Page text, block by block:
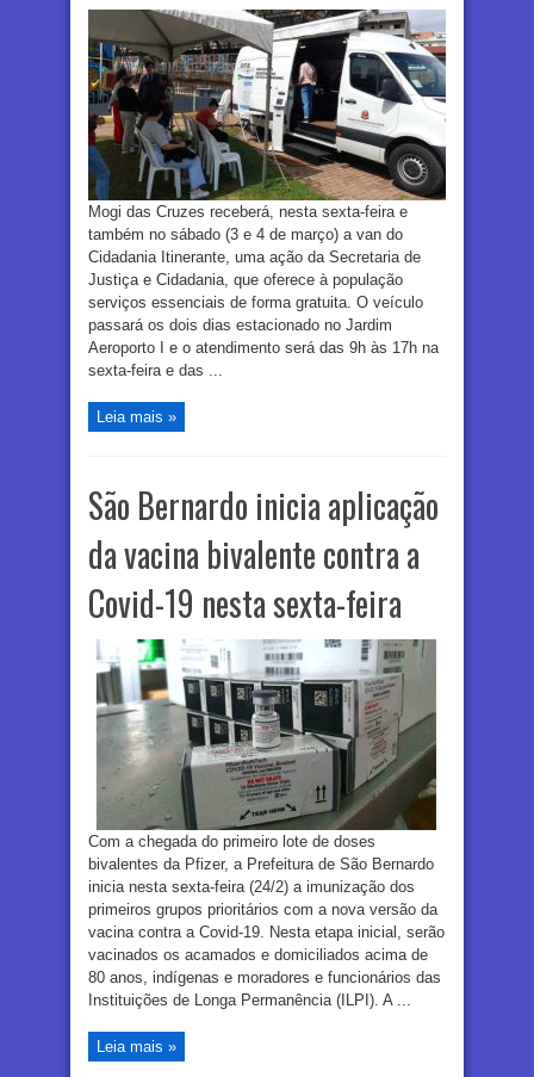
Mogi das Cruzes receberá, nesta sexta-feira e
também no sábado (3 e 4 de março) a van do
Cidadania Itinerante, uma ação da Secretaria de
Justiça e Cidadania, que oferece à população
serviços essenciais de forma gratuita. O veículo
passará os dois dias estacionado no Jardim
Aeroporto I e o atendimento será das 9h às 17h na
sexta-feira e das ...
Leia mais »
São Bernardo inicia aplicação
da vacina bivalente contra a
Covid-19 nesta sexta-feira
Com a chegada do primeiro lote de doses
bivalentes da Pfizer, a Prefeitura de São Bernardo
inicia nesta sexta-feira (24/2) a imunização dos
primeiros grupos prioritários com a nova versão da
vacina contra a Covid-19. Nesta etapa inicial, serão
vacinados os acamados e domiciliados acima de
80 anos, indígenas e moradores e funcionários das
Instituições de Longa Permanência (ILPI). A ...
Leia mais »